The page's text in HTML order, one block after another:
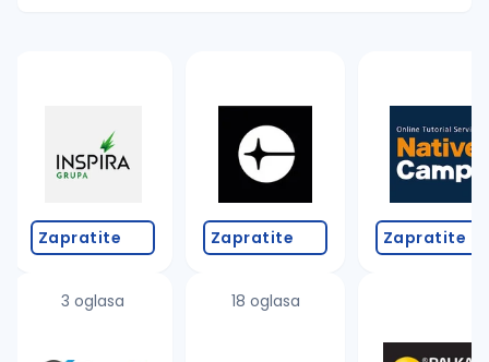
Takođe možete da:
proverite pravopisne greške (koristite č, ć, š, đ,
povećajte radijus za odabrani grad
promenite odabrane filtere pretrage
Zapratite
3 oglasa
Zapratite
18 oglasa
Zapratite